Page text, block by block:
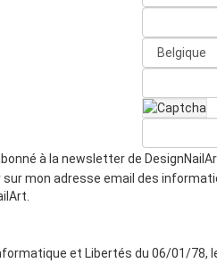
à la newsletter de
mon adresse email des
et Libertés du 06/01/78,